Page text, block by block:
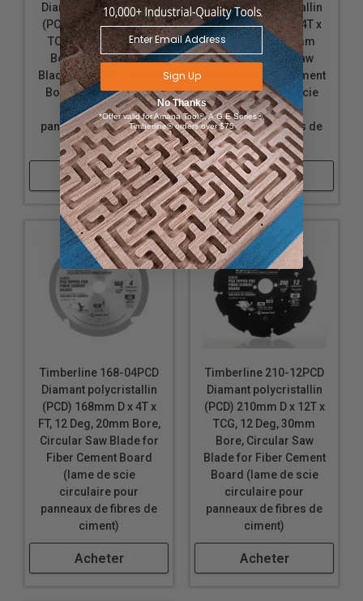
Diamant polycristallin
(PCD) 160mm D x 4T x
TCG, 12 Deg, 20mm
Bore, Circular Saw
Blade for Fiber Cement
Board (lame de scie
circulaire pour
panneaux de fibres de
ciment)
Acheter
Diamant polycristallin
(PCD) 190mm D x 4T x
TCG, 12 Deg, 30mm
Bore, Circular Saw
Blade for Fiber Cement
Board (lame de scie
circulaire pour
panneaux de fibres de
ciment)
Acheter
Timberline 168-04PCD
Diamant polycristallin
(PCD) 168mm D x 4T x
FT, 12 Deg, 20mm Bore,
Circular Saw Blade for
Fiber Cement Board
(lame de scie
circulaire pour
panneaux de fibres de
ciment)
Acheter
Timberline 210-12PCD
Diamant polycristallin
(PCD) 210mm D x 12T x
TCG, 12 Deg, 30mm
Bore, Circular Saw
Blade for Fiber Cement
Board (lame de scie
circulaire pour
panneaux de fibres de
ciment)
Acheter
Sign Up
No Thanks
*Offer valid for Amana Tool®, A.G.E Series®,
Timberline® orders over $75